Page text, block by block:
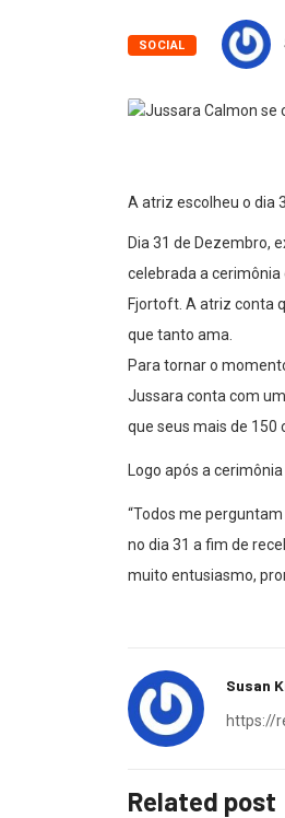
SOCIAL
A atriz escolheu o dia
Dia 31 de Dezembro,
celebrada a
Fjortoft. A atriz conta
que tanto ama.
Para tornar o
Jussara conta com
que seus mais de 150
Logo após a
“Todos me
no dia 31 a fim de
muito entusiasmo,
Susan
https://
Related post